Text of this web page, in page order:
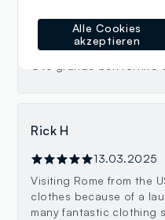
davide murari
26.08.2025
Rick H
13.03.2025
Visiting Rome from the
clothes because of a
many fantastic clothing
Alle Cookies
akzeptieren